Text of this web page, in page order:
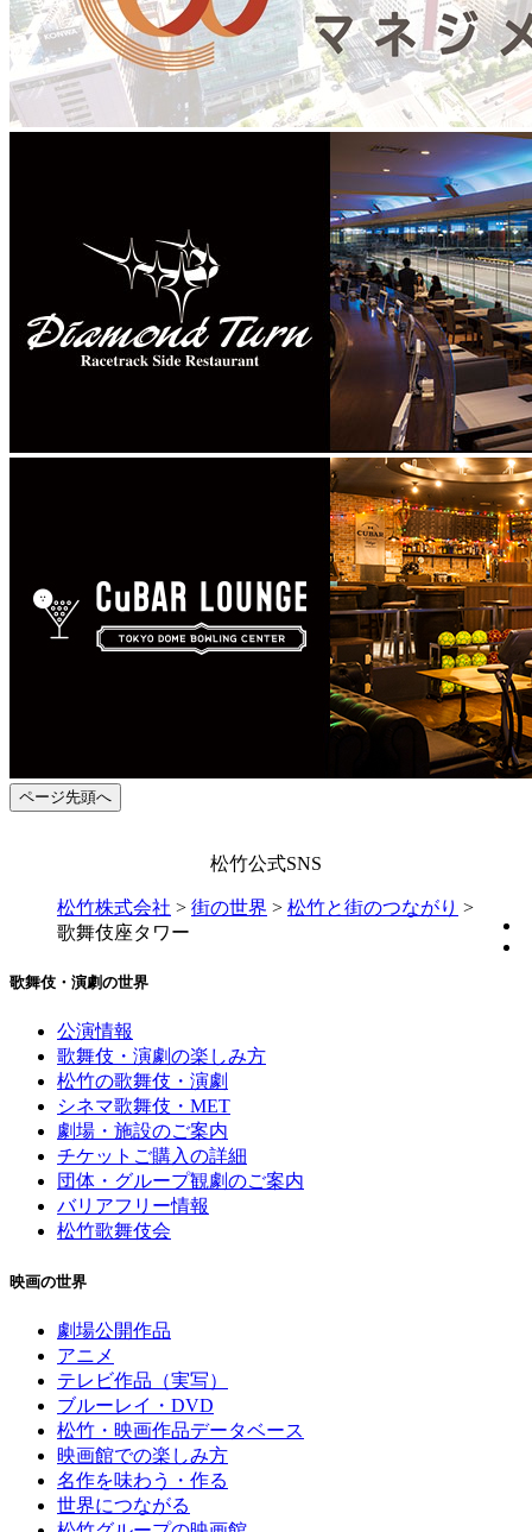
ページ先頭へ
松竹公式SNS
松竹株式会社 > 街の世界 > 松竹と街のつながり >
歌舞伎座タワー
歌舞伎・演劇の世界
公演情報
歌舞伎・演劇の楽しみ方
松竹の歌舞伎・演劇
シネマ歌舞伎・MET
劇場・施設のご案内
チケットご購入の詳細
団体・グループ観劇のご案内
バリアフリー情報
松竹歌舞伎会
映画の世界
劇場公開作品
アニメ
テレビ作品（実写）
ブルーレイ・DVD
松竹・映画作品データベース
映画館での楽しみ方
名作を味わう・作る
世界につながる